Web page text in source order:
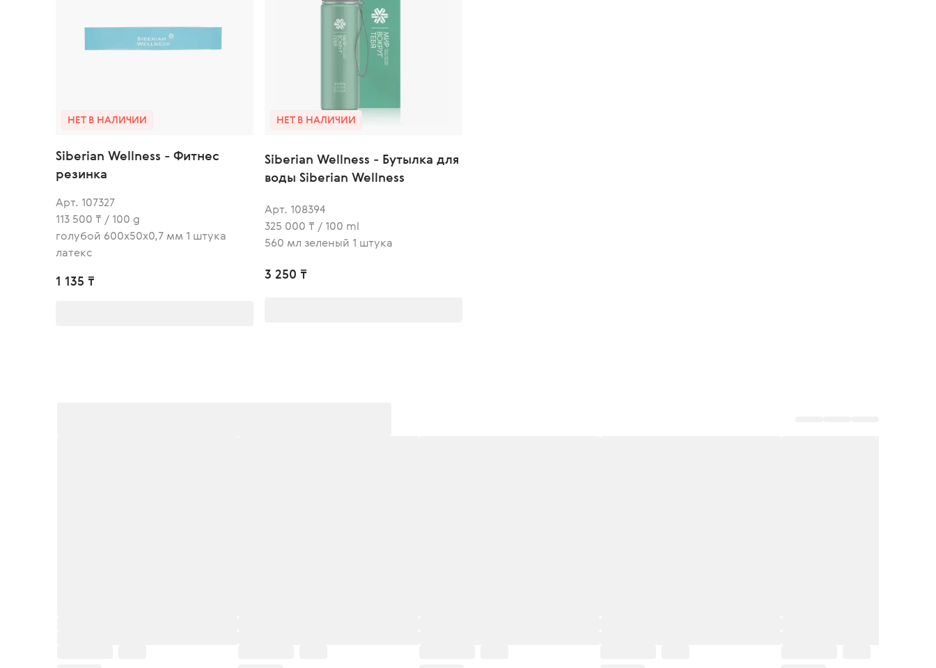
НЕТ В НАЛИЧИИ
Siberian Wellness - Фитнес
резинка
Арт. 107327
113 500 ₸ / 100 g
голубой 600х50х0,7 мм 1 штука
латекс
1 135 ₸
НЕТ В НАЛИЧИИ
Siberian Wellness - Бутылка для
воды Siberian Wellness
Арт. 108394
325 000 ₸ / 100 ml
560 мл зеленый 1 штука
3 250 ₸